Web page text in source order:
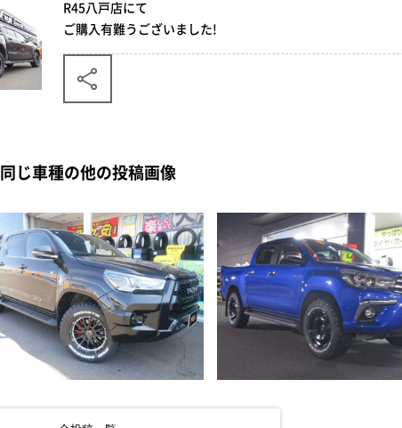
R45八戸店にて
ご購入有難うございました!
同じ車種の他の投稿画像